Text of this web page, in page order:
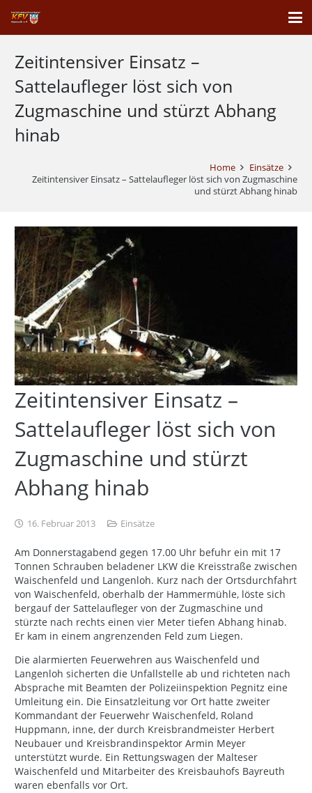
Zeitintensiver Einsatz –
Sattelaufleger löst sich von
Zugmaschine und stürzt Abhang
hinab
Home
Einsätze
Zeitintensiver Einsatz – Sattelaufleger löst sich von Zugmaschine
und stürzt Abhang hinab
Zeitintensiver Einsatz –
Sattelaufleger löst sich von
Zugmaschine und stürzt
Abhang hinab
16. Februar 2013 Einsätze
Am Donnerstagabend gegen 17.00 Uhr befuhr ein mit 17
Tonnen Schrauben beladener LKW die Kreisstraße zwischen
Waischenfeld und Langenloh. Kurz nach der Ortsdurchfahrt
von Waischenfeld, oberhalb der Hammermühle, löste sich
bergauf der Sattelaufleger von der Zugmaschine und
stürzte nach rechts einen vier Meter tiefen Abhang hinab.
Er kam in einem angrenzenden Feld zum Liegen.
Die alarmierten Feuerwehren aus Waischenfeld und
Langenloh sicherten die Unfallstelle ab und richteten nach
Absprache mit Beamten der Polizeiinspektion Pegnitz eine
Umleitung ein. Die Einsatzleitung vor Ort hatte zweiter
Kommandant der Feuerwehr Waischenfeld, Roland
Huppmann, inne, der durch Kreisbrandmeister Herbert
Neubauer und Kreisbrandinspektor Armin Meyer
unterstützt wurde. Ein Rettungswagen der Malteser
Waischenfeld und Mitarbeiter des Kreisbauhofs Bayreuth
waren ebenfalls vor Ort.